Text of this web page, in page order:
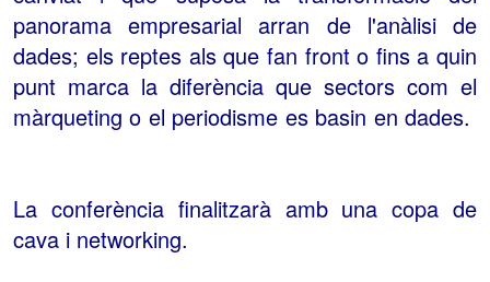
panorama empresarial arran de l'anàlisi de
dades; els reptes als que fan front o fins a quin
punt marca la diferència que sectors com el
màrqueting o el periodisme es basin en dades.
La conferència finalitzarà amb una copa de
cava i networking.